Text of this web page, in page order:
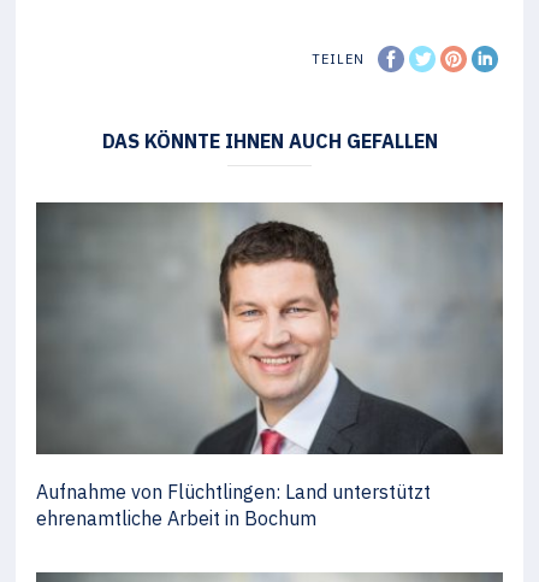
TEILEN
DAS KÖNNTE IHNEN AUCH GEFALLEN
Aufnahme von Flüchtlingen: Land unterstützt
ehrenamtliche Arbeit in Bochum